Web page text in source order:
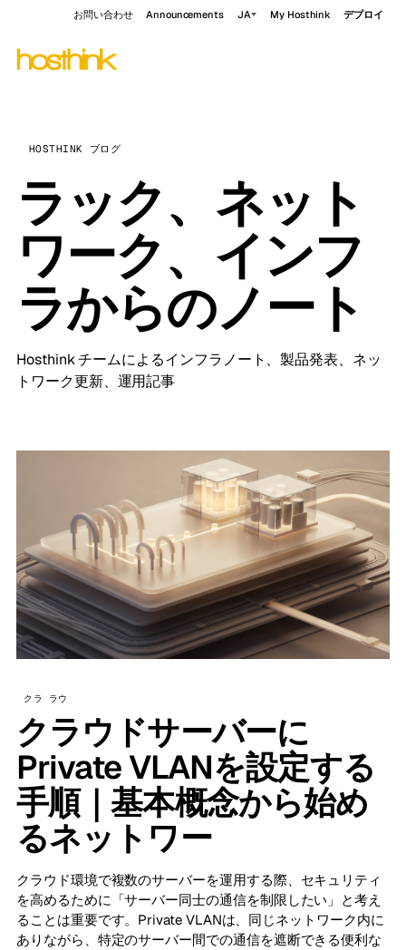
お問い合わせ Announcements JA My Hosthink デプロイ
HOSTHINK ブログ
ラック、ネット
ワーク、インフ
ラからのノート
Hosthink チームによるインフラノート、製品発表、ネッ
トワーク更新、運用記事
クラ ラウ
クラウドサーバーに
Private VLANを設定する
手順｜基本概念から始め
るネットワー
クラウド環境で複数のサーバーを運用する際、セキュリティ
を高めるために「サーバー同士の通信を制限したい」と考え
ることは重要です。Private VLANは、同じネットワーク内に
ありながら、特定のサーバー間での通信を遮断できる便利な